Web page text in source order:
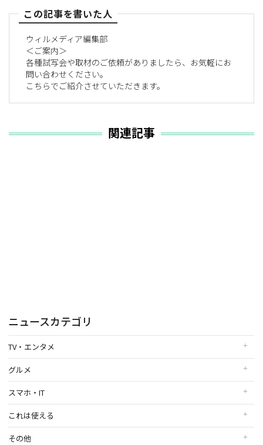
この記事を書いた人
ウィルメディア編集部
＜ご案内＞
各種試写会や取材のご依頼がありましたら、お気軽にお
問い合わせください。
こちらでご紹介させていただきます。
関連記事
ニュースカテゴリ
TV・エンタメ
グルメ
スマホ・IT
これは使える
その他